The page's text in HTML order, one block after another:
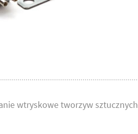
wtryskowe tworzyw sztucznych